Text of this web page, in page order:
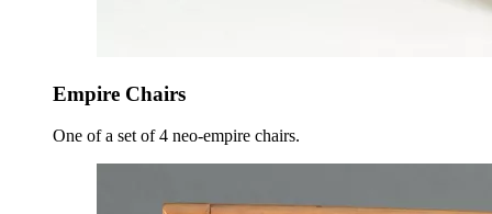
Empire Chairs
One of a set of 4 neo-empire chairs.